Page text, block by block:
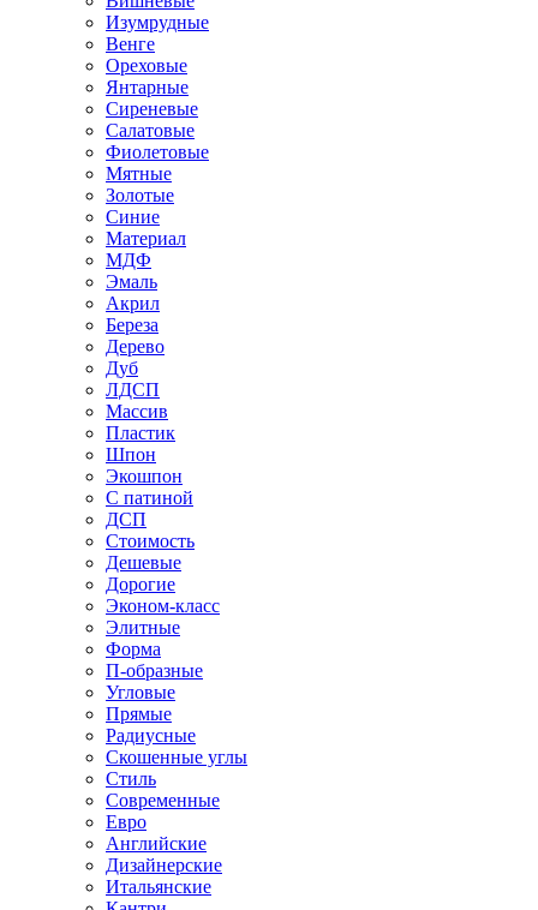
Изумрудные
Венге
Ореховые
Янтарные
Сиреневые
Салатовые
Фиолетовые
Мятные
Золотые
Синие
Материал
МДФ
Эмаль
Акрил
Береза
Дерево
Дуб
ЛДСП
Массив
Пластик
Шпон
Экошпон
С патиной
ДСП
Стоимость
Дешевые
Дорогие
Эконом-класс
Элитные
Форма
П-образные
Угловые
Прямые
Радиусные
Скошенные углы
Стиль
Современные
Евро
Английские
Дизайнерские
Итальянские